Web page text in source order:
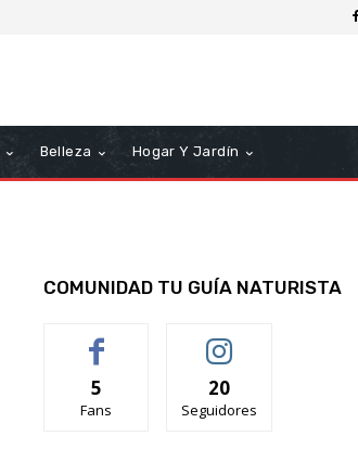
Belleza Hogar Y Jardín
COMUNIDAD TU GUÍA NATURISTA
5
Fans
20
Seguidores